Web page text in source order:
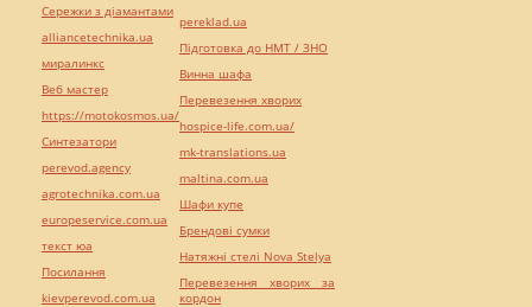
Сережки з діамантами
alliancetechnika.ua
миралинкс
Веб мастер
https://motokosmos.ua/
Синтезатори
perevod.agency
agrotechnika.com.ua
europeservice.com.ua
текст юа
Посилання
kievperevod.com.ua
pereklad.ua
Підготовка до НМТ / ЗНО
Винна шафа
Перевезення хворих
hospice-life.com.ua/
mk-translations.ua
maltina.com.ua
Шафи купе
Брендові сумки
Натяжні стелі Nova Stelya
Перевезення хворих за
кордон